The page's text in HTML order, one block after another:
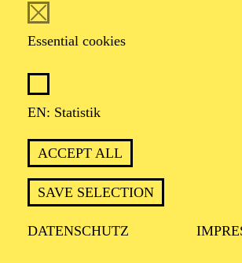
Essential cookies
EN: Statistik
ACCEPT ALL
SAVE SELECTION
DATENSCHUTZ
05.09.2026
19:30 - 21:30
BLICK AUF DEN
STIMMEN ZUR
LAGE
TICKETS
8,00€